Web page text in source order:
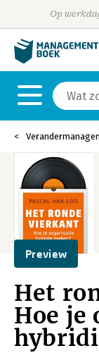
Op
Preview
Het
Hoe je